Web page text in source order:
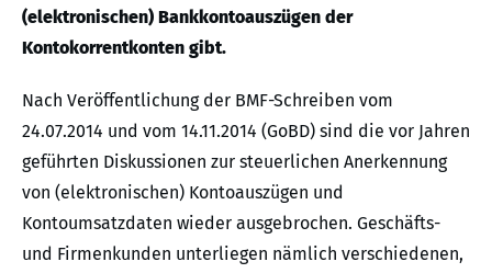
(elektronischen) Bankkontoauszügen der
Kontokorrentkonten gibt.
Nach Veröffentlichung der BMF-Schreiben vom
24.07.2014 und vom 14.11.2014 (GoBD) sind die vor Jahren
geführten Diskussionen zur steuerlichen Anerkennung
von (elektronischen) Kontoauszügen und
Kontoumsatzdaten wieder ausgebrochen. Geschäfts-
und Firmenkunden unterliegen nämlich verschiedenen,